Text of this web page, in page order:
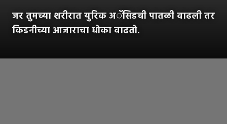
जर तुमच्या शरीरात युरिक अॅसिडची पातळी वाढली तर
किडनीच्या आजाराचा धोका वाढतो.